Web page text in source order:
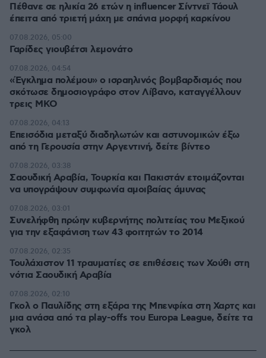
Πέθανε σε ηλικία 26 ετών η influencer Σίντνεϊ Τάουλ
έπειτα από τριετή μάχη με σπάνια μορφή καρκίνου
Γαρίδες γιουβέτσι λεμονάτο
07.08.2026, 05:00
«Έγκλημα πολέμου» ο ισραηλινός βομβαρδισμός που
σκότωσε δημοσιογράφο στον Λίβανο, καταγγέλλουν
τρεις ΜΚΟ
07.08.2026, 04:54
Επεισόδια μεταξύ διαδηλωτών και αστυνομικών έξω
από τη Γερουσία στην Αργεντινή, δείτε βίντεο
07.08.2026, 04:13
Σαουδική Αραβία, Τουρκία και Πακιστάν ετοιμάζονται
να υπογράψουν συμφωνία αμοιβαίας άμυνας
07.08.2026, 03:38
Συνελήφθη πρώην κυβερνήτης πολιτείας του Μεξικού
για την εξαφάνιση των 43 φοιτητών το 2014
07.08.2026, 03:01
Τουλάχιστον 11 τραυματίες σε επιθέσεις των Χούθι στη
νότια Σαουδική Αραβία
07.08.2026, 02:35
Γκολ ο Παυλίδης στη εξάρα της Μπενφίκα στη Χαρτς και
μια ανάσα από τα play-offs του Europa League, δείτε τα
γκολ
07.08.2026, 02:10